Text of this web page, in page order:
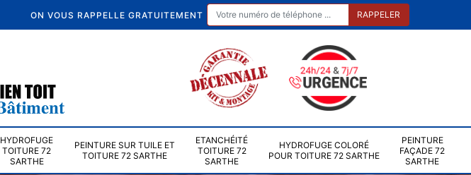
ON VOUS RAPPELLE GRATUITEMENT
HYDROFUGE
TOITURE 72
SARTHE
PEINTURE SUR TUILE ET
TOITURE 72 SARTHE
ETANCHÉITÉ
TOITURE 72
SARTHE
HYDROFUGE COLORÉ
POUR TOITURE 72 SARTHE
PEINTURE
FAÇADE 72
SARTHE